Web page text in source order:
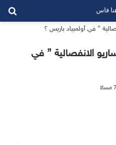
الانفصالية ” في